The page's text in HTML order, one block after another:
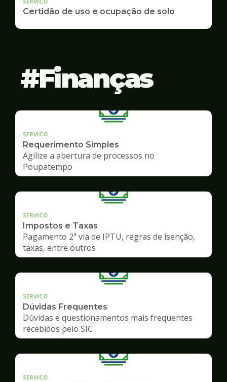
Certidão de uso e ocupação de solo
Finanças
SERVICO
Requerimento Simples
Agilize a abertura de processos no
Poupatempo
SERVICO
Impostos e Taxas
Pagamento 2ª via de IPTU, regras de isenção,
taxas, entre outros
SERVICO
Dúvidas Frequentes
Dúvidas e questionamentos mais frequentes
recebidos pelo SIC
SERVICO